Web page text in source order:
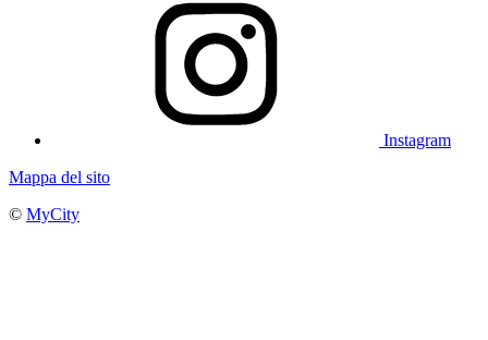
Instagram
Mappa del sito
© MyCity